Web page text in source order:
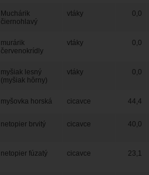
Muchárik
čiernohlavý
vtáky 0,0
murárik
červenokrídly
vtáky 0,0
myšiak lesný
(myšiak hôrny)
vtáky 0,0
myšovka horská cicavce 44,4
netopier brvitý cicavce 40,0
netopier fúzatý cicavce 23,1